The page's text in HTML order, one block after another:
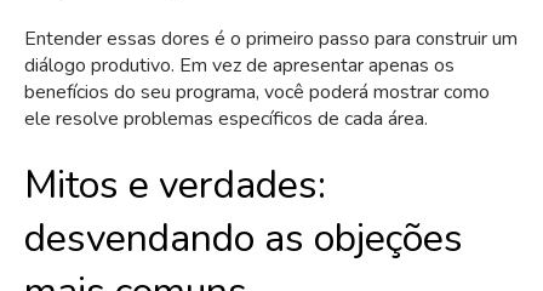
Entender essas dores é o primeiro passo para construir um
diálogo produtivo. Em vez de apresentar apenas os
benefícios do seu programa, você poderá mostrar como
ele resolve problemas específicos de cada área.
Mitos e verdades:
desvendando as objeções